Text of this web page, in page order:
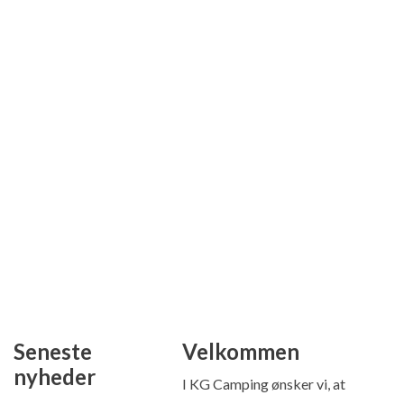
Seneste
nyheder
Velkommen
I KG Camping ønsker vi, at